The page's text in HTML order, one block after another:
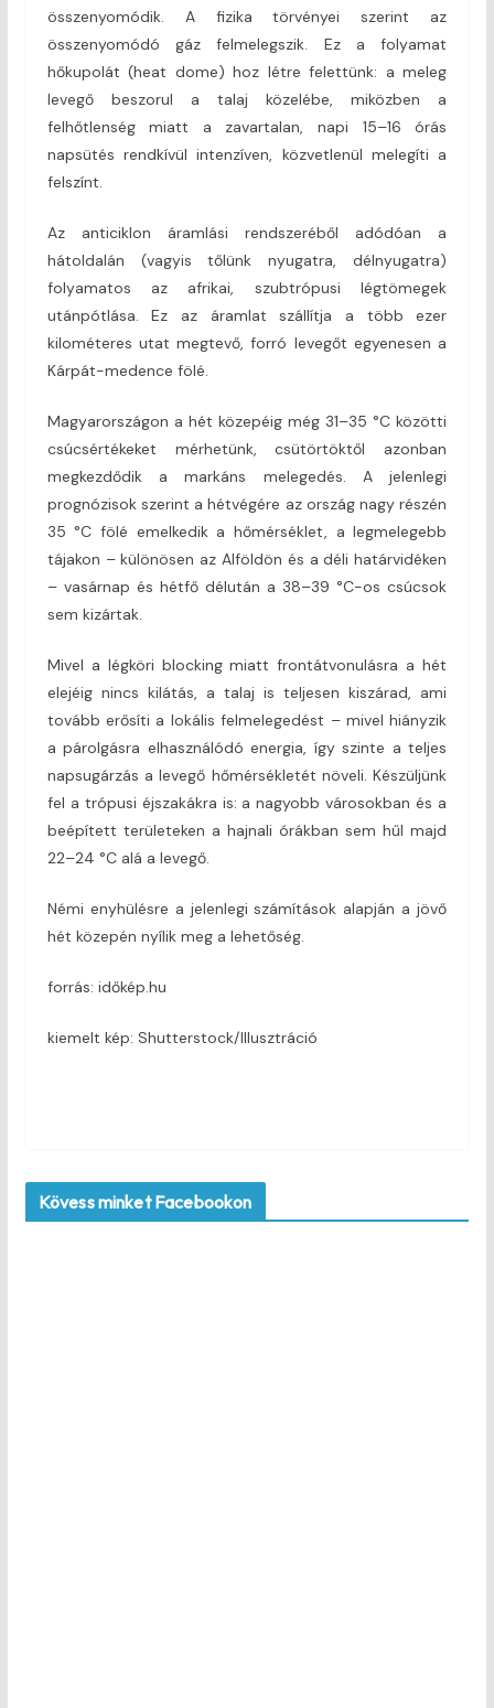
összenyomódik. A fizika törvényei szerint az
összenyomódó gáz felmelegszik. Ez a folyamat
hőkupolát (heat dome) hoz létre felettünk: a meleg
levegő beszorul a talaj közelébe, miközben a
felhőtlenség miatt a zavartalan, napi 15–16 órás
napsütés rendkívül intenzíven, közvetlenül melegíti a
felszínt.
Az anticiklon áramlási rendszeréből adódóan a
hátoldalán (vagyis tőlünk nyugatra, délnyugatra)
folyamatos az afrikai, szubtrópusi légtömegek
utánpótlása. Ez az áramlat szállítja a több ezer
kilométeres utat megtevő, forró levegőt egyenesen a
Kárpát-medence fölé.
Magyarországon a hét közepéig még 31–35 °C közötti
csúcsértékeket mérhetünk, csütörtöktől azonban
megkezdődik a markáns melegedés. A jelenlegi
prognózisok szerint a hétvégére az ország nagy részén
35 °C fölé emelkedik a hőmérséklet, a legmelegebb
tájakon – különösen az Alföldön és a déli határvidéken
– vasárnap és hétfő délután a 38–39 °C-os csúcsok
sem kizártak.
Mivel a légköri blocking miatt frontátvonulásra a hét
elejéig nincs kilátás, a talaj is teljesen kiszárad, ami
tovább erősíti a lokális felmelegedést – mivel hiányzik
a párolgásra elhasználódó energia, így szinte a teljes
napsugárzás a levegő hőmérsékletét növeli. Készüljünk
fel a trópusi éjszakákra is: a nagyobb városokban és a
beépített területeken a hajnali órákban sem hűl majd
22–24 °C alá a levegő.
Némi enyhülésre a jelenlegi számítások alapján a jövő
hét közepén nyílik meg a lehetőség.
forrás: időkép.hu
kiemelt kép: Shutterstock/Illusztráció
Kövess minket Facebookon